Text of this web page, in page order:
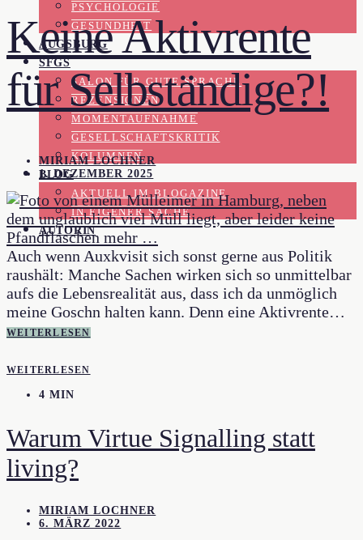
PSYCHOLOGIE
GESUNDHEIT
AUGSBURG
SFGS
SALON FÜR GUTE SPRACHE
REZENSIONEN
MOMENTAUFNAHME
GESELLSCHAFTSKRITIK
KOLUMNEN
BLOG
AKTUELL IM BLOGAZINE
IN EIGENER SACHE
AUTORIN
Keine Aktivrente
für Selbständige?!
MIRIAM LOCHNER
1. DEZEMBER 2025
Auch wenn Auxkvisit sich sonst gerne aus Politik
raushält: Manche Sachen wirken sich so unmittelbar
aufs die Lebensrealität aus, dass ich da unmöglich
meine Goschn halten kann. Denn eine Aktivrente…
WEITERLESEN
WEITERLESEN
4 MIN
Warum Virtue Signalling statt
living?
MIRIAM LOCHNER
6. MÄRZ 2022